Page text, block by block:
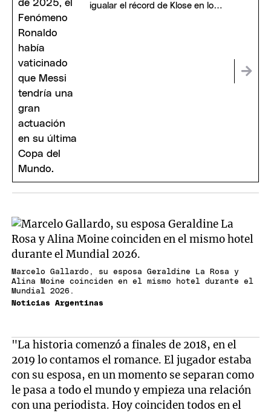
igualar el récord de Klose en los
Marcelo Gallardo, su esposa Geraldine La Rosa y
Alina Moine coinciden en el mismo hotel durante el
Mundial 2026.
Noticias Argentinas
"La historia comenzó a finales de 2018, en el
2019 lo contamos el romance. El jugador estaba
con su esposa, en un momento se separan como
le pasa a todo el mundo y empieza una relación
con una periodista. Hoy coinciden todos en el